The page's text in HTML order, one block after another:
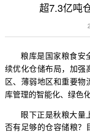
超7.3亿吨
粮库是国家粮食安
续优化仓储布局，加强
区、薄弱地区和重要物
库管理的智能化、绿色
眼下正是秋粮大量
否有足够的仓容储粮？